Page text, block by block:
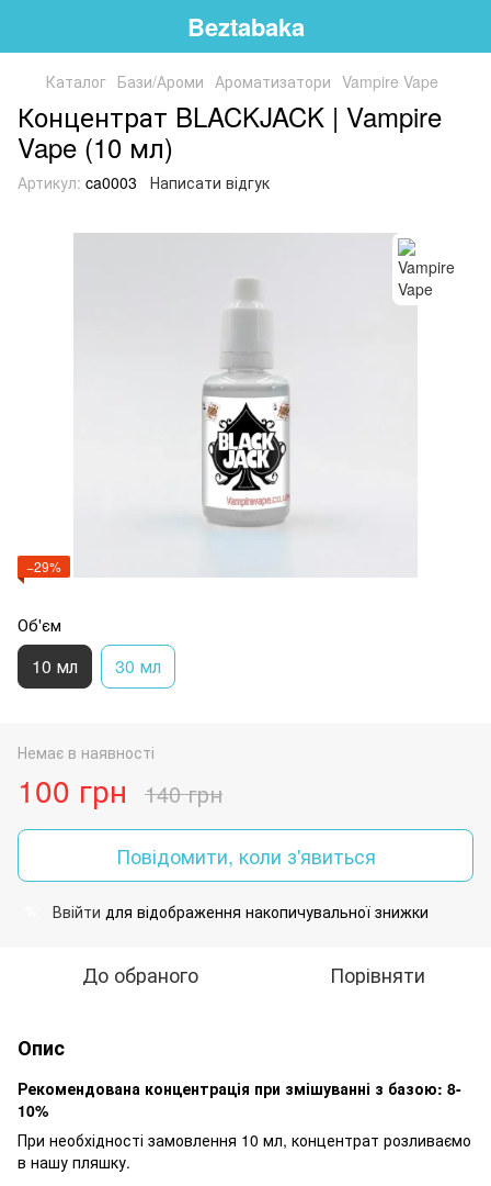
Beztabaka
Каталог Бази/Ароми Ароматизатори Vampire Vape
Концентрат BLACKJACK | Vampire
Vape (10 мл)
Артикул: ca0003 Написати відгук
−29%
Об'єм
10 мл 30 мл
Немає в наявності
100 грн 140 грн
Повідомити, коли з'явиться
Ввійти для відображення накопичувальної знижки
До обраного Порівняти
Опис
Рекомендована концентрація при змішуванні з базою: 8-
10%
При необхідності замовлення 10 мл, концентрат розливаємо
в нашу пляшку.